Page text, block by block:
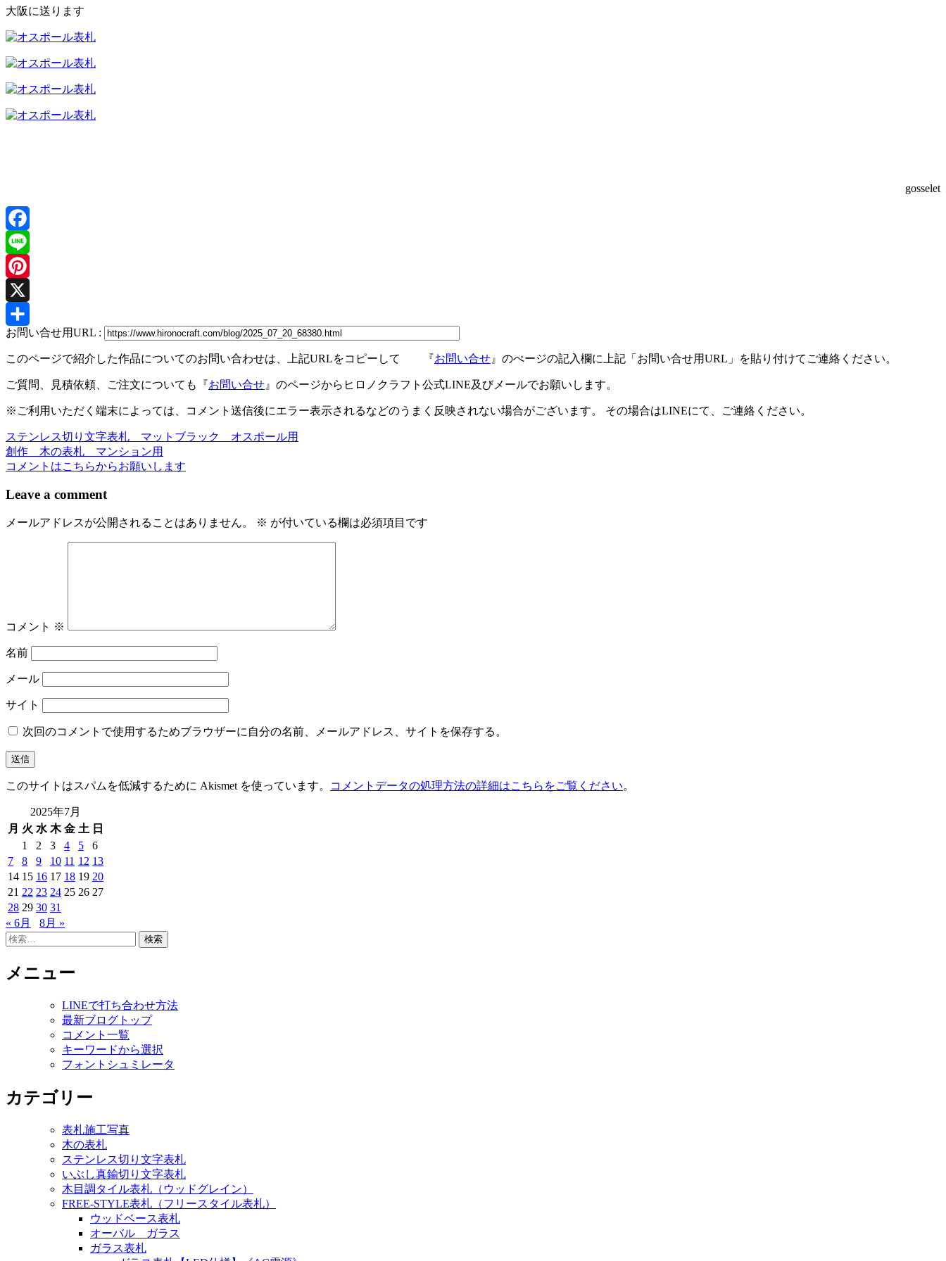
大阪に送ります
gosselet
Facebook
Line
Pinterest
X
共
有
お問い合せ用URL :
このページで紹介した作品についてのお問い合わせは、上記URLをコピーして 『お問い合せ 』のぺージの記入欄に上記「お問い合せ用URL」を貼り付けてご連絡ください。
ご質問、見積依頼、ご注文についても『お問い合せ 』のページからヒロノクラフト公式LINE及びメールでお願いします。
※ご利用いただく端末によっては、コメント送信後にエラー表示されるなどのうまく反映されない場合がございます。 その場合はLINEにて、ご連絡ください。
投
稿
ナ
ゲ
ン
ステンレス切り文字表札 マットブラック オスポール用
創作 木の表札 マンション用
コメントはこちらからお願いします
Leave a comment
メールアドレスが公開されることはありません。 ※ が付いている欄は必須項目です
コメント ※
名前
メール
サイト
次回のコメントで使用するためブラウザーに自分の名前、メールアドレス、サイトを保存する。
このサイトはスパムを低減するために Akismet を使っています。 コメントデータの処理方法の詳細はこちらをご覧ください。
2025年7月
月 火 水 木 金 土 日
1
2 3 4 5
6
7
8 9 10 11 12 13
14 15 16 17 18 19 20
21 22 23 24 25 26 27
28 29 30 31
« 6月
8月 »
検
メニュー
LINEで打ち合わせ方法
最新ブログトップ
コメント一覧
キーワードから選択
フォントシュミレータ
カテゴリー
表札施工写真
木の表札
ステンレス切り文字表札
いぶし真鍮切り文字表札
木目調タイル表札（ウッドグレイン）
FREE-STYLE表札（フリースタイル表札）
ウッドベース表札
オーバル ガラス
ガラス表札